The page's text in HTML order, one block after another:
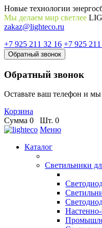
Новые технологии
Мы делаем мир светлее
zakaz@lighteco.ru
+7 925 211 32 16 +7 925 211
Обратный звонок
Обратный звонок
Оставьте ваш телефон и
Корзина
Сумма 0 Шт. 0
Меню
Каталог
Светильники